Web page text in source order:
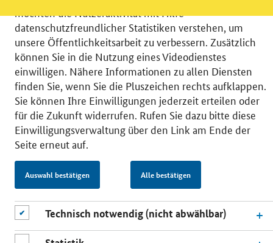
© 2026 Bundesministerium für Wirtschaft und Energie
RSS
Benutzerhinweise
Inhaltsverzeichnis
Impressum
Barrierefreiheit
Datenschutz
Einwilligungsverwaltung
möchten die Nutzeraktivität mit Hilfe
datenschutzfreundlicher Statistiken verstehen, um
unsere Öffentlichkeitsarbeit zu verbessern. Zusätzlich
können Sie in die Nutzung eines Videodienstes
einwilligen. Nähere Informationen zu allen Diensten
finden Sie, wenn Sie die Pluszeichen rechts aufklappen.
Sie können Ihre Einwilligungen jederzeit erteilen oder
für die Zukunft widerrufen. Rufen Sie dazu bitte diese
Einwilligungsverwaltung über den Link am Ende der
Seite erneut auf.
Auswahl bestätigen Alle bestätigen
Technisch notwendig (nicht abwählbar)